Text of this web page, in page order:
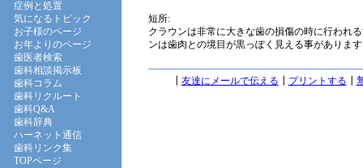
症例と処置
気になるトピック
お子様のページ
お年よりのページ
歯医者検索
歯科相談掲示板
歯科コラム
歯科リクルート
歯科Q&A
歯科辞典
ハーネット通信
歯科リンク集
TOPページ
短所:
クラウンは非常に大きな歯の損傷の時に行われ
ンは歯肉との境目が黒っぽく見える事がありま
友達にメールで伝える プリントする